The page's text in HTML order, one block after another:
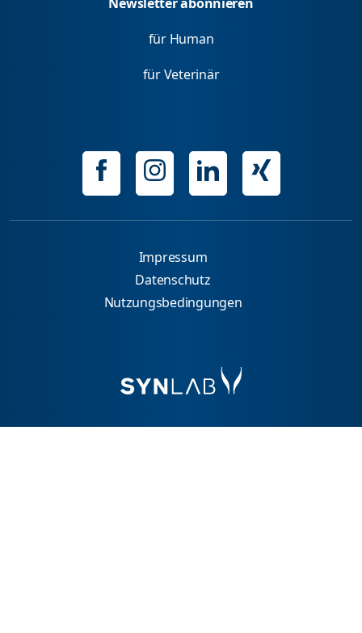
für Human
für Veterinär
Impressum
Datenschutz
Nutzungsbedingungen